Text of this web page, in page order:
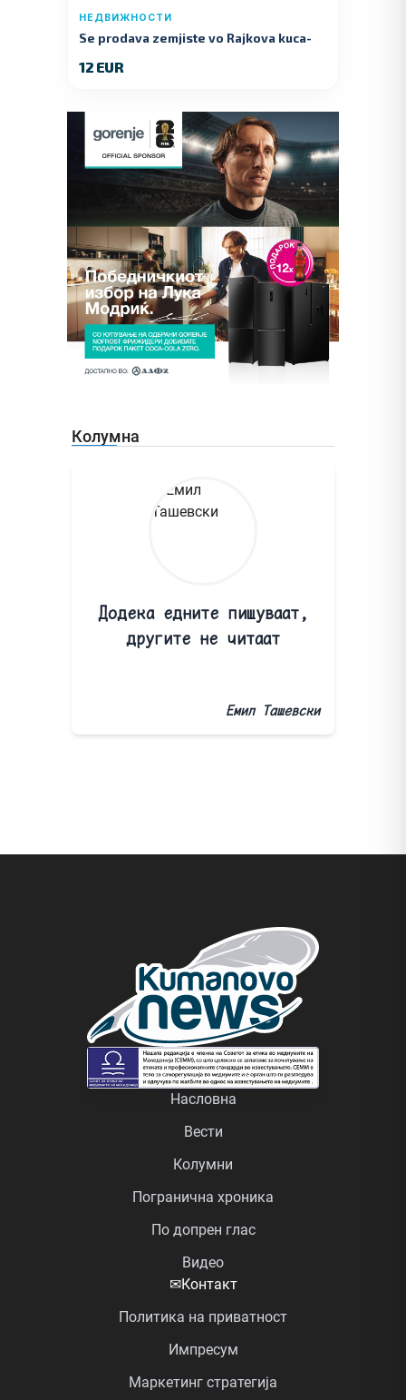
НЕДВИЖНОСТИ
Se prodava zemjiste vo Rajkova kuca-
12 EUR
Колумна
Додека едните пишуваат,
другите не читаат
Емил Ташевски
Насловна
Вести
Колумни
Погранична хроника
По допрен глас
Видео
✉Контакт
Политика на приватност
Импресум
Маркетинг стратегија